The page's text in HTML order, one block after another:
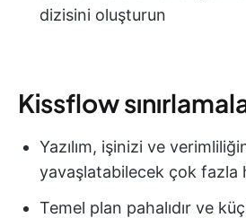
dizisini oluşturun
Kissflow
Yazılım, işinizi ve
yavaşlatabilecek çok fazla
Temel plan pahalıdır ve